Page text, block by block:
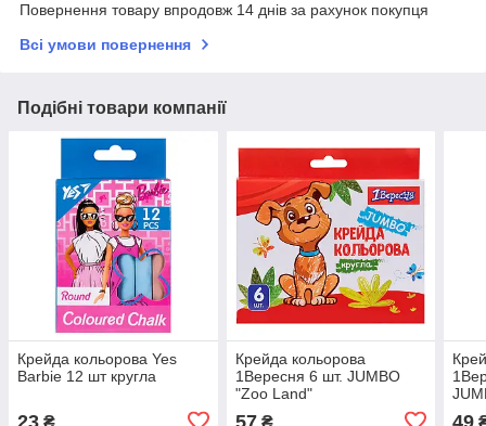
Повернення товару впродовж 14 днів за рахунок покупця
Всі умови повернення
Подібні товари компанії
Крейда кольорова Yes
Barbie 12 шт кругла
23 ₴
Крейда кольорова
1Вересня 6 шт. JUMBO
"Zoo Land"
57₴ 49